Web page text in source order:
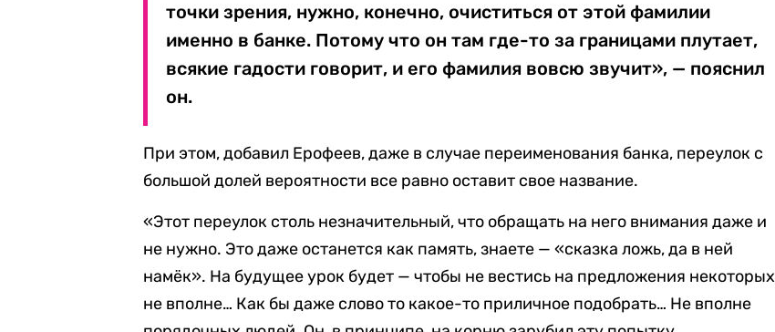
точки зрения, нужно, конечно, очиститься от этой фамилии
именно в банке. Потому что он там где-то за границами плутает,
всякие гадости говорит, и его фамилия вовсю звучит», — пояснил
он.
При этом, добавил Ерофеев, даже в случае переименования банка, переулок с
большой долей вероятности все равно оставит свое название.
«Этот переулок столь незначительный, что обращать на него внимания даже и
не нужно. Это даже останется как память, знаете — «сказка ложь, да в ней
намёк». На будущее урок будет — чтобы не вестись на предложения некоторых
не вполне… Как бы даже слово то какое-то приличное подобрать… Не вполне